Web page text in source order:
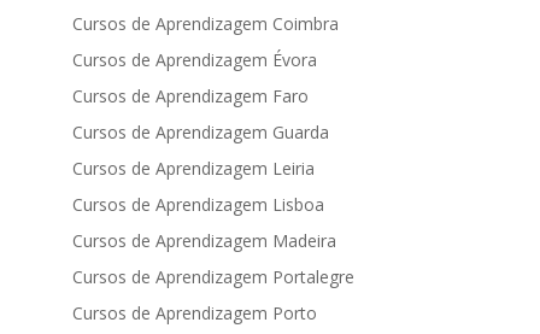
Cursos de Aprendizagem Coimbra
Cursos de Aprendizagem Évora
Cursos de Aprendizagem Faro
Cursos de Aprendizagem Guarda
Cursos de Aprendizagem Leiria
Cursos de Aprendizagem Lisboa
Cursos de Aprendizagem Madeira
Cursos de Aprendizagem Portalegre
Cursos de Aprendizagem Porto